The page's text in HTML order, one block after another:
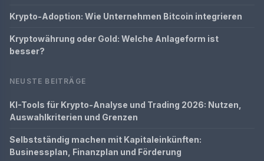
Krypto-Adoption: Wie Unternehmen Bitcoin integrieren
Kryptowährung oder Gold: Welche Anlageform ist
besser?
NEUSTE BEITRÄGE
KI-Tools für Krypto-Analyse und Trading 2026: Nutzen,
Auswahlkriterien und Grenzen
Selbstständig machen mit Kapitaleinkünften:
Businessplan, Finanzplan und Förderung